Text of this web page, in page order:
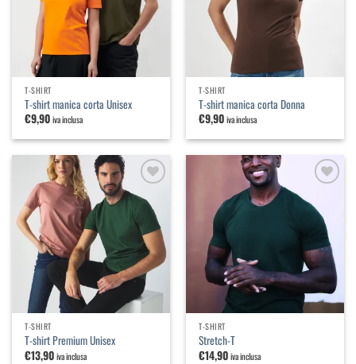
T-SHIRT
T-shirt manica corta Unisex
€9,90iva inclusa
T-SHIRT
T-shirt manica corta Donna
€9,90iva inclusa
Aggiungi
alla
lista dei
desideri
T-SHIRT
T-shirt Premium Unisex
€13,90iva inclusa
alla
lista dei
desideri
T-SHIRT
Stretch-T
€14,90iva inclusa